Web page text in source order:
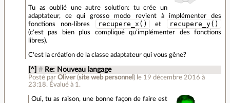
Tu as oublié une autre solution: tu crée un
adaptateur, ce qui grosso modo revient à implémenter des
fonctions non-libres
recupere_x() et recupere_y()
(c'est pas bien plus compliqué qu'implémenter des fonctions
libres).
C'est la création de la classe adaptateur qui vous gêne?
[^] # Re: Nouveau langage
Posté parOliver (site web personnel ) le 19 décembre 2016 à
23:18. Évalué à 1 .
Oui, tu as raison, une bonne façon de faire est